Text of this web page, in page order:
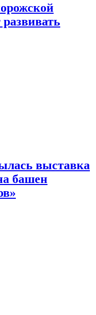
выставка
башен